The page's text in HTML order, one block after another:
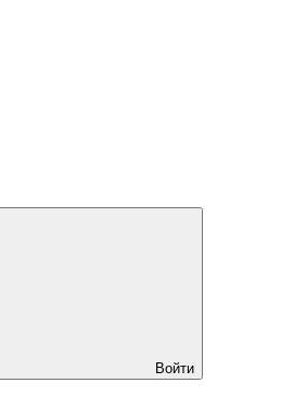
Войти